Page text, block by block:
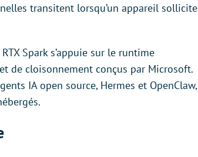
transitent lorsqu’un appareil sollicite
Spark s’appuie sur le runtime
de cloisonnement conçus par Microsoft.
IA open source, Hermes et OpenClaw,